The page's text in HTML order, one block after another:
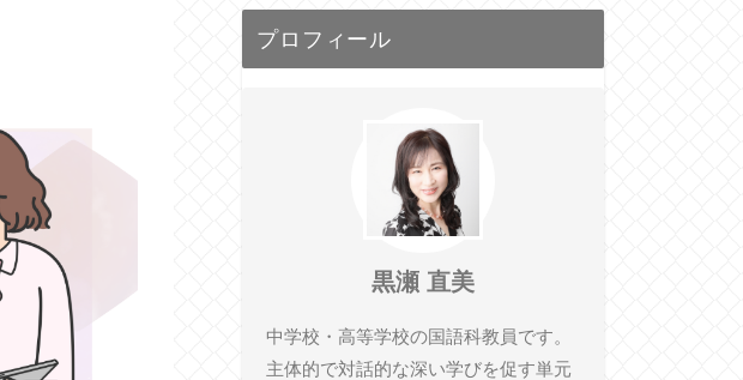
プロフィール
黒瀬 直美
中学校・高等学校の国語科教員です。
主体的で対話的な深い学びを促す単元